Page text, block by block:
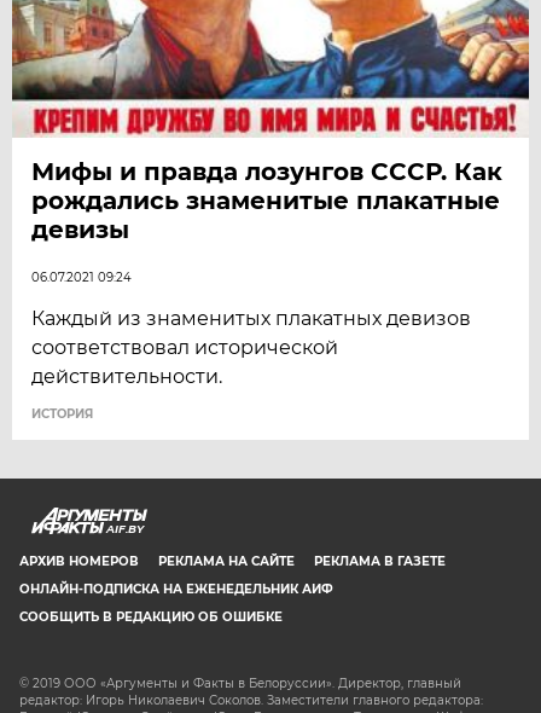
Мифы и правда лозунгов СССР. Как
рождались знаменитые плакатные
девизы
06.07.2021 09:24
Каждый из знаменитых плакатных девизов
соответствовал исторической
действительности.
ИСТОРИЯ
AIF.BY
АРХИВ НОМЕРОВ РЕКЛАМА НА САЙТЕ
РЕКЛАМА В ГАЗЕТЕ
ОНЛАЙН-ПОДПИСКА НА ЕЖЕНЕДЕЛЬНИК АИФ
СООБЩИТЬ В РЕДАКЦИЮ ОБ ОШИБКЕ
© 2019 ООО «Аргументы и Факты в Белоруссии». Директор, главный
редактор: Игорь Николаевич Соколов. Заместители главного редактора: